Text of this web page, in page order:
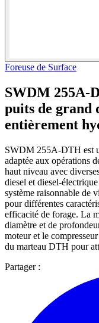
Foreuse de Surface
SWDM 255A-
puits de grand
entièrement
SWDM 255A-DTH est
adaptée aux opérations
haut niveau avec
diesel et diesel-
système raisonnable de
pour différentes
efficacité de forage. La
diamètre et de
moteur et le
du marteau DTH pour
Partager :